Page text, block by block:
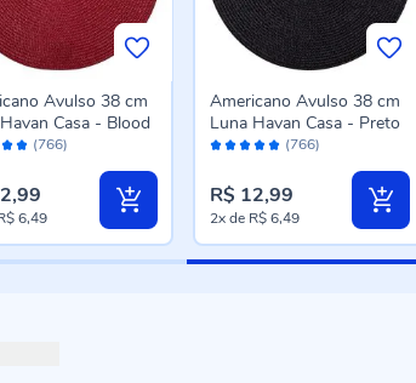
(766)
Avulso 38 cm
Casa - Blood
6,49
Avaliação: (766)
Americano Avulso 38 cm
Luna Havan Casa - Preto
R$ 12,99
2xde R$ 6,49